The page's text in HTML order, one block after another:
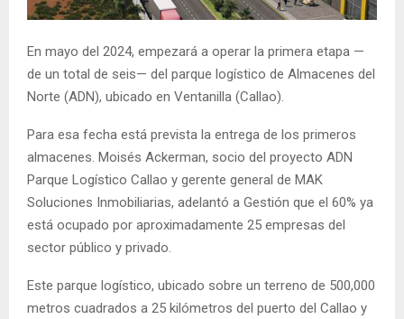
En mayo del 2024, empezará a operar la primera etapa —
de un total de seis— del parque logístico de Almacenes del
Norte (ADN), ubicado en Ventanilla (Callao).
Para esa fecha está prevista la entrega de los primeros
almacenes. Moisés Ackerman, socio del proyecto ADN
Parque Logístico Callao y gerente general de MAK
Soluciones Inmobiliarias, adelantó a Gestión que el 60% ya
está ocupado por aproximadamente 25 empresas del
sector público y privado.
Este parque logístico, ubicado sobre un terreno de 500,000
metros cuadrados a 25 kilómetros del puerto del Callao y